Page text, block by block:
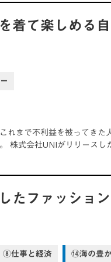
着て楽しめる
れまで不利益を被ってきた
株式会社UNIがリリース
たファッショ
⑧仕事と経済 ⑭海の豊